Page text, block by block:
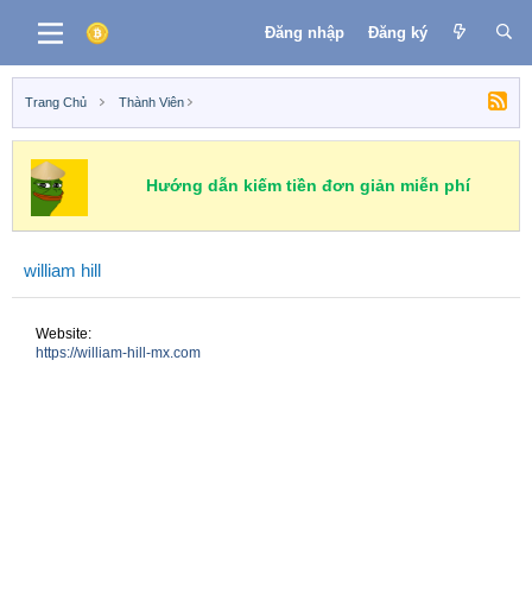
Đăng nhập Đăng ký
Trang Chủ Thành Viên
Hướng dẫn kiếm tiền đơn giản miễn phí
william hill
Website
https://william-hill-mx.com